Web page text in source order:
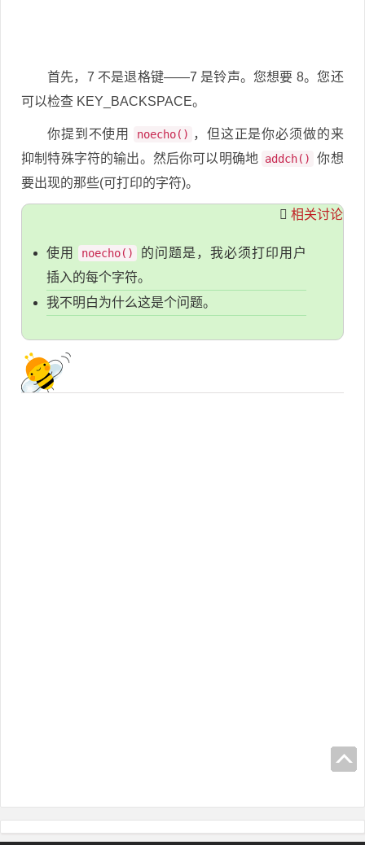
首先，7 不是退格键——7 是铃声。您想要 8。您还
可以检查 KEY_BACKSPACE。
你提到不使用 noecho() ，但这正是你必须做的来
抑制特殊字符的输出。然后你可以明确地 addch()
你想
要出现的那些(可打印的字符)。
相关讨论
使用 noecho()
的问题是，我必须打印用户
插入的每个字符。
我不明白为什么这是个问题。